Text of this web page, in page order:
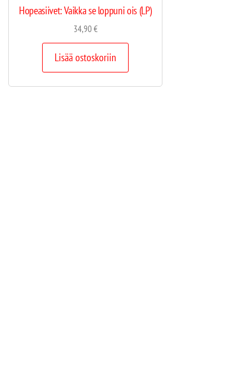
Hopeasiivet: Vaikka se loppuni ois (LP)
34,90€
Lisää ostoskoriin